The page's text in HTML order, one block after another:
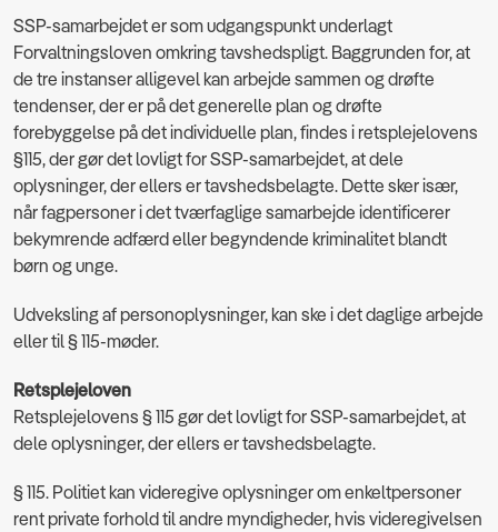
SSP-samarbejdet er som udgangspunkt underlagt
Forvaltningsloven omkring tavshedspligt. Baggrunden for, at
de tre instanser alligevel kan arbejde sammen og drøfte
tendenser, der er på det generelle plan og drøfte
forebyggelse på det individuelle plan, findes i retsplejelovens
§115, der gør det lovligt for SSP-samarbejdet, at dele
oplysninger, der ellers er tavshedsbelagte. Dette sker især,
når fagpersoner i det tværfaglige samarbejde identificerer
bekymrende adfærd eller begyndende kriminalitet blandt
børn og unge.
Udveksling af personoplysninger, kan ske i det daglige arbejde
eller til § 115-møder.
Retsplejeloven
Retsplejelovens § 115 gør det lovligt for SSP-samarbejdet, at
dele oplysninger, der ellers er tavshedsbelagte.
§ 115. Politiet kan videregive oplysninger om enkeltpersoner
rent private forhold til andre myndigheder, hvis videregivelsen